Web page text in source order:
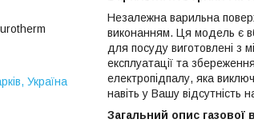
Незалежна варильна
виконанням. Ця модель є
для посуду виготовлені з
експлуатації та
електропідпалу, яка
навіть у Вашу відсутність
Загальний опис газової
Україна